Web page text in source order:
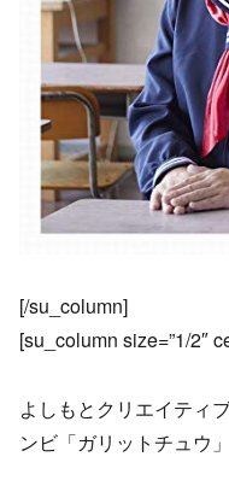
[/su_column]
[su_column size=”1/2″
よしもとクリエイティ
ンビ「ガリットチュウ